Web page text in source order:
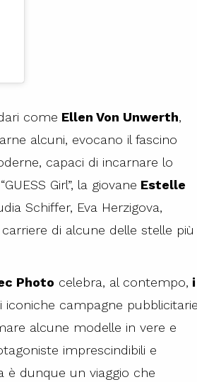
come Ellen Von Unwerth,
alcuni, evocano il fascino
capaci di incarnare lo
Girl”, la giovane Estelle
Schiffer, Eva Herzigova,
di alcune delle stelle più
Photo celebra, al contempo, i
campagne pubblicitarie
alcune modelle in vere e
imprescindibili e
è dunque un viaggio che